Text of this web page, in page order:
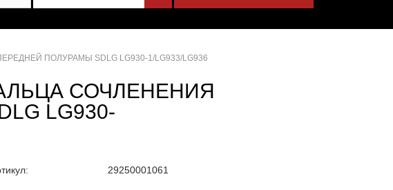
ПОЛУРАМЫ SDLG LG930-1/LG933/LG936
СОЧЛЕНЕНИЯ
LG930-
29250001061